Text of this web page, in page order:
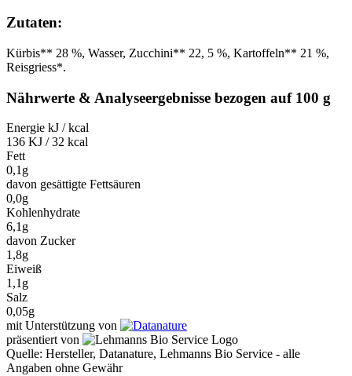
Zutaten:
Kürbis** 28 %, Wasser, Zucchini** 22, 5 %, Kartoffeln** 21 %,
Reisgriess*.
Nährwerte & Analyseergebnisse bezogen auf 100 g
Energie kJ / kcal
136 KJ / 32 kcal
Fett
0,1g
davon gesättigte Fettsäuren
0,0g
Kohlenhydrate
6,1g
davon Zucker
1,8g
Eiweiß
1,1g
Salz
0,05g
mit Unterstützung von
präsentiert von
Quelle: Hersteller, Datanature, Lehmanns Bio Service - alle
Angaben ohne Gewähr